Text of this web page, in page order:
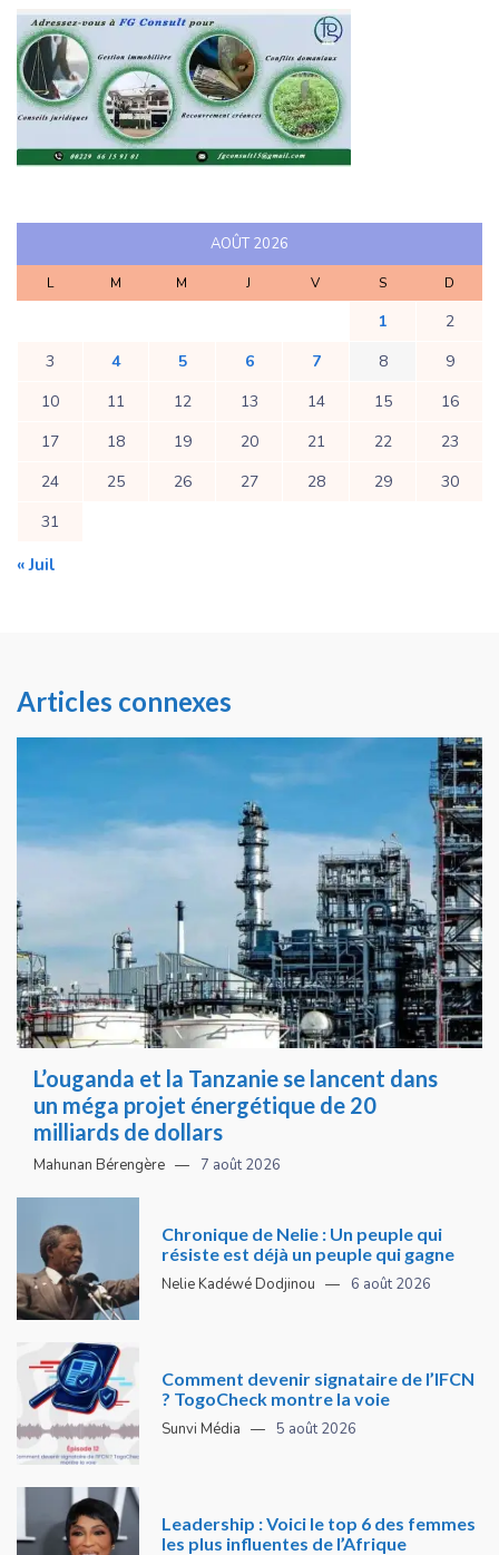
AOÛT 2026
L M M J V S D
1
2
3
4 5 6 7 8
9
10
11 12 13 14 15
16
17
18 19 20 21 22
23
24
25 26 27 28 29
30
31
« Juil
Articles connexes
L’ouganda et la Tanzanie se lancent dans
un méga projet énergétique de 20
milliards de dollars
Mahunan Bérengère 7 août 2026
Chronique de Nelie : Un peuple qui
résiste est déjà un peuple qui gagne
Nelie Kadéwé Dodjinou 6 août 2026
Comment devenir signataire de l’IFCN
? TogoCheck montre la voie
Sunvi Média 5 août 2026
Leadership : Voici le top 6 des femmes
les plus influentes de l’Afrique